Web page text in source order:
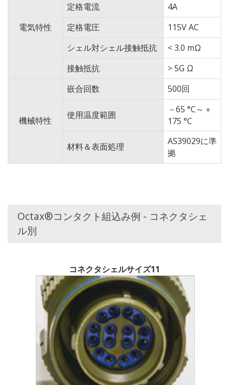
電気特性
定格電流
4A
定格電圧
115V AC
シェル対シェル接触抵抗
< 3.0 mΩ
接触抵抗
> 5G Ω
機械特性
嵌合回数 500回
使用温度範囲
－65 °C～＋
175 °C
材料＆表面処理
AS39029に準
拠
Octax®コンタクト組込み例 - コネクタシェ
ル別
コネクタシェルサイズ11